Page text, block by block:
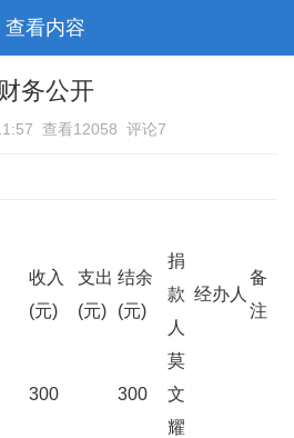
查看内容
财务公开
查看12058 评论7
收入
(元)
支出
(元)
结余
(元)
捐
款
人
经办人
备
注
300 300
莫
文
耀